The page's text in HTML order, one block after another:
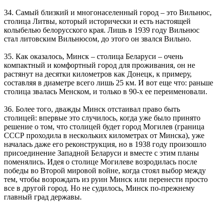
34. Самый близкий и многонаселенный город – это Вильнюс,
столица Литвы, который исторически и есть настоящей
колыбелью белорусского края. Лишь в 1939 году Вильнюс
стал литовским Вильнюсом, до этого он звался Вильно.
35. Как оказалось, Минск – столица Беларуси – очень
компактный и комфортный город для проживания, он не
растянут на десятки километров как Донецк, к примеру,
составляя в диаметре всего лишь 25 км. И вот еще что: раньше
столица звалась Менском, и только в 90-х ее переименовали.
36. Более того, дважды Минск отстаивал право быть
столицей: впервые это случилось, когда уже было принято
решение о том, что столицей будет город Могилев (граница
СССР проходила в нескольких километрах от Минска), уже
началась даже его реконструкция, но в 1938 году произошло
присоединение Западной Беларуси и вместе с этим планы
поменялись. Идея о столице Могилеве возродилась после
победы во Второй мировой войне, когда стоял выбор между
тем, чтобы возрождать из руин Минск или перенести просто
все в другой город. Но не судилось, Минск по-прежнему
главный град державы.